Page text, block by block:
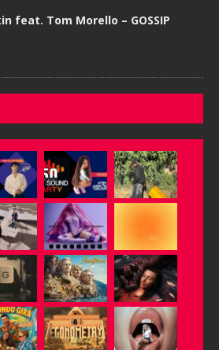
feat. Tom Morello – GOSSIP